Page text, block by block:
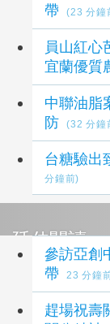
帶
(23 分鐘
員山紅
宜蘭優質
中聯油脂
防
(32 分鐘
台糖驗出
分鐘前)
延伸閱讀
參訪亞創中心 劉建國：雲嘉共創
帶
23 分鐘
趕場祝壽